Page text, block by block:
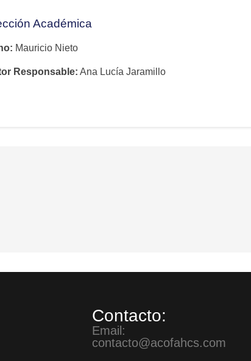
Académica
Mauricio Nieto
Responsable: Ana Lucía Jaramillo
Contacto:
Email:
contacto@acofahcs.com